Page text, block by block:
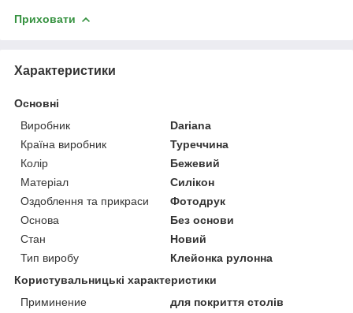
Приховати
Характеристики
Основні
Виробник
Dariana
Країна виробник
Туреччина
Колір
Бежевий
Матеріал
Силікон
Оздоблення та прикраси
Фотодрук
Основа
Без основи
Стан
Новий
Тип виробу
Клейонка рулонна
Користувальницькі характеристики
Приминение
для покриття столів